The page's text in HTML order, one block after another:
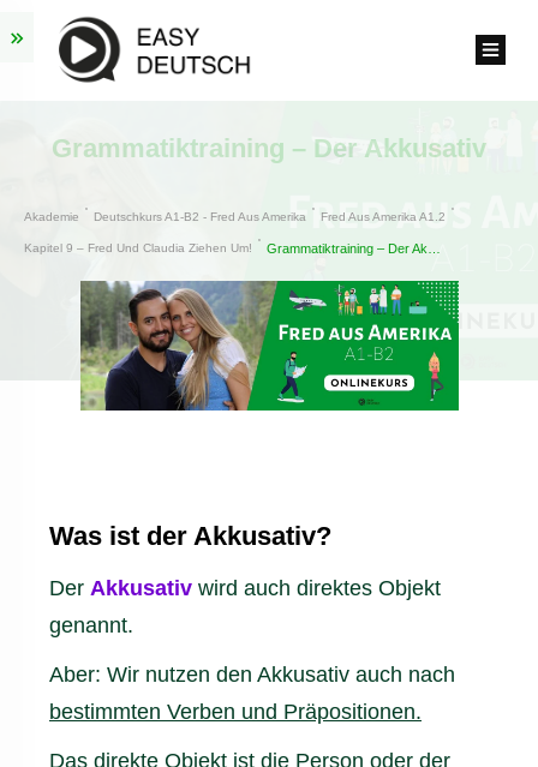
Grammatiktraining – Der Akkusativ
Akademie Deutschkurs A1-B2 - Fred Aus Amerika Fred Aus Amerika A1.2
Kapitel 9 – Fred Und Claudia Ziehen Um!
Was ist der Akkusativ?
Der Akkusativ wird auch direktes Objekt
genannt.
Aber: Wir nutzen den Akkusativ auch nach
bestimmten Verben und Präpositionen.
Das direkte Objekt ist die Person oder der